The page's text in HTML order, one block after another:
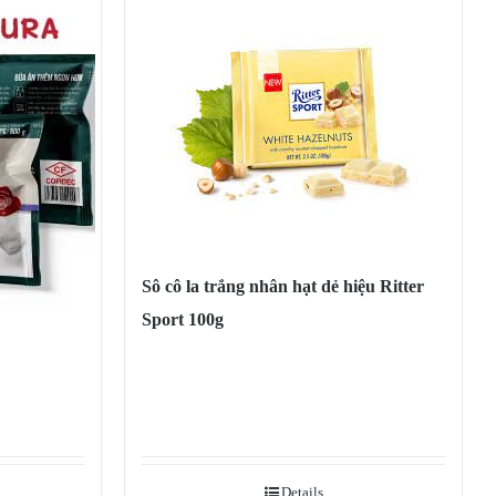
Sô cô la trắng nhân hạt dẻ hiệu Ritter
Sport 100g
Details